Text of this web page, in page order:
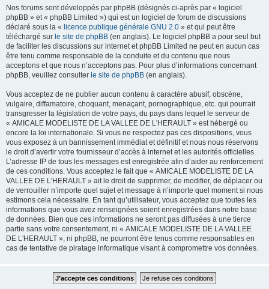
Nos forums sont développés par phpBB (désignés ci-après par « logiciel
phpBB » et « phpBB Limited ») qui est un logiciel de forum de discussions
déclaré sous la « licence publique générale GNU 2.0 » et qui peut être
téléchargé sur le site de phpBB (en anglais). Le logiciel phpBB a pour seul but
de faciliter les discussions sur internet et phpBB Limited ne peut en aucun cas
être tenu comme responsable de la conduite et du contenu que nous
acceptons et que nous n’acceptons pas. Pour plus d’informations concernant
phpBB, veuillez consulter le site de phpBB (en anglais).
Vous acceptez de ne publier aucun contenu à caractère abusif, obscène,
vulgaire, diffamatoire, choquant, menaçant, pornographique, etc. qui pourrait
transgresser la législation de votre pays, du pays dans lequel le serveur de
« AMICALE MODELISTE DE LA VALLEE DE L'HERAULT » est hébergé ou
encore la loi internationale. Si vous ne respectez pas ces dispositions, vous
vous exposez à un bannissement immédiat et définitif et nous nous réservons
le droit d’avertir votre fournisseur d’accès à internet et les autorités officielles.
L’adresse IP de tous les messages est enregistrée afin d’aider au renforcement
de ces conditions. Vous acceptez le fait que « AMICALE MODELISTE DE LA
VALLEE DE L'HERAULT » ait le droit de supprimer, de modifier, de déplacer ou
de verrouiller n’importe quel sujet et message à n’importe quel moment si nous
estimons cela nécessaire. En tant qu’utilisateur, vous acceptez que toutes les
informations que vous avez renseignées soient enregistrées dans notre base
de données. Bien que ces informations ne seront pas diffusées à une tierce
partie sans votre consentement, ni « AMICALE MODELISTE DE LA VALLEE
DE L'HERAULT », ni phpBB, ne pourront être tenus comme responsables en
cas de tentative de piratage informatique visant à compromettre vos données.